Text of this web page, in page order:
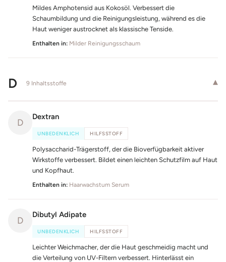
Mildes Amphotensid aus Kokosöl. Verbessert die
Schaumbildung und die Reinigungsleistung, während es die
Haut weniger austrocknet als klassische Tenside.
Enthalten in: Milder Reinigungsschaum
D 9 Inhaltsstoffe ▾
D
Dextran
UNBEDENKLICH HILFSSTOFF
Polysaccharid-Trägerstoff, der die Bioverfügbarkeit aktiver
Wirkstoffe verbessert. Bildet einen leichten Schutzfilm auf Haut
und Kopfhaut.
Enthalten in: Haarwachstum Serum
D
Dibutyl Adipate
UNBEDENKLICH HILFSSTOFF
Leichter Weichmacher, der die Haut geschmeidig macht und
die Verteilung von UV-Filtern verbessert. Hinterlässt ein